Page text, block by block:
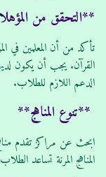
**التحقق من
تأكد من أن المعلمين في
القرآن. يجب أن يكون
الدعم اللازم للطلاب.
**تنوع المناهج**
ابحث عن مراكز تقدم
المناهج المرنة تساعد